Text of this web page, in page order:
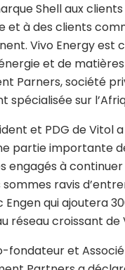
Shell aux clients
et à des clients
Vivo Energy est
et de
Parners, société
spécialisée sur
et PDG de Vitol
partie importante
engagés à
ravis
qui ajoutera
réseau croissant de
fondateur et